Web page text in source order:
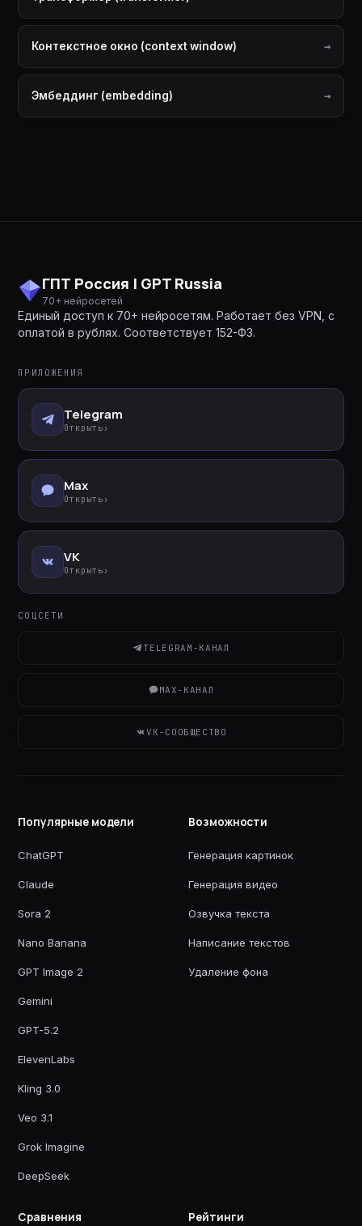
Контекстное окно (context window)
Эмбеддинг (embedding)
ГПТ Россия | GPT Russia
70+ нейросетей
Единый доступ к 70+ нейросетям. Работает без VPN, с
оплатой в рублях. Соответствует 152-ФЗ.
ПРИЛОЖЕНИЯ
Telegram
Открыть ›
Max
Открыть ›
VK
Открыть ›
СОЦСЕТИ
TELEGRAM-КАНАЛ
MAX-КАНАЛ
VK-СООБЩЕСТВО
Популярные модели
ChatGPT
Claude
Sora 2
Nano Banana
GPT Image 2
Gemini
GPT-5.2
ElevenLabs
Kling 3.0
Veo 3.1
Grok Imagine
DeepSeek
Возможности
Генерация картинок
Генерация видео
Озвучка текста
Написание текстов
Удаление фона
Сравнения Рейтинги